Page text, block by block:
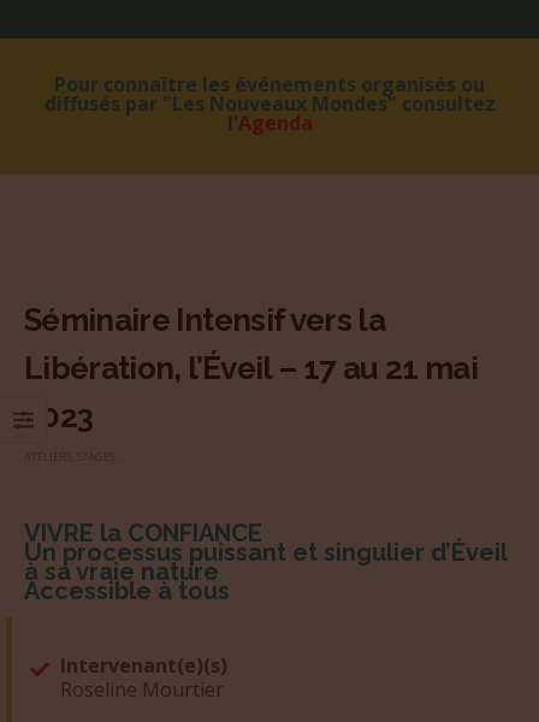
Pour connaître les événements organisés ou
diffusés par "Les Nouveaux Mondes" consultez
l'Agenda
Séminaire Intensif vers la
Libération, l’Éveil – 17 au 21 mai
2023
VIVRE la CONFIANCE
Un processus puissant et singulier d’Éveil
à sa vraie nature
Accessible à tous
Intervenant(e)(s)
Roseline Mourtier